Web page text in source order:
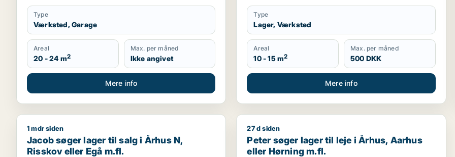
Type
Værksted, Garage
Areal
20 - 24 m2
Max. per måned
Ikke angivet
Mere info
Type
Lager, Værksted
Areal
10 - 15 m2
Max. per måned
500 DKK
Mere info
Jacob søger lager til salg i Århus N, Risskov eller Egå m.fl.
1 mdr siden
Jacob søger lager til salg i Århus N,
Risskov eller Egå m.fl.
Peter søger lager til leje i Århus, Aarhus eller Hørning
27 d siden
Peter søger lager til leje i Århus, Aarhus
eller Hørning m.fl.